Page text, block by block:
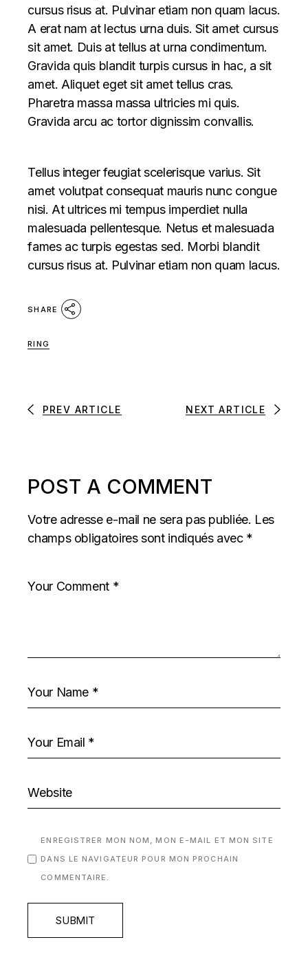
cursus risus at. Pulvinar etiam non quam lacus.
A erat nam at lectus urna duis. Sit amet cursus
sit amet. Duis at tellus at urna condimentum.
Gravida quis blandit turpis cursus in hac, a sit
amet. Aliquet eget sit amet tellus cras.
Pharetra massa massa ultricies mi quis.
Gravida arcu ac tortor dignissim convallis.
Tellus integer feugiat scelerisque varius. Sit
amet volutpat consequat mauris nunc congue
nisi. At ultrices mi tempus imperdiet nulla
malesuada pellentesque. Netus et malesuada
fames ac turpis egestas sed. Morbi blandit
cursus risus at. Pulvinar etiam non quam lacus.
SHARE
RING
PREV ARTICLE NEXT ARTICLE
POST A COMMENT
Votre adresse e-mail ne sera pas publiée. Les
champs obligatoires sont indiqués avec *
ENREGISTRER MON NOM, MON E-MAIL ET MON SITE
DANS LE NAVIGATEUR POUR MON PROCHAIN
COMMENTAIRE.
SUBMIT